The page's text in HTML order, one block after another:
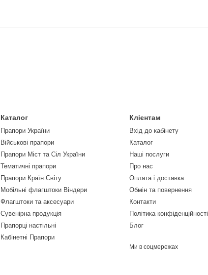
Каталог
Прапори України
Військові прапори
Прапори Міст та Сіл України
Тематичні прапори
Прапори Країн Світу
Мобільні флагштоки Віндери
Флагштоки та аксесуари
Сувенірна продукція
Прапорці настільні
Кабінетні Прапори
Клієнтам
Вхід до кабінету
Каталог
Наші послуги
Про нас
Оплата і доставка
Обмін та повернення
Контакти
Політика конфіденційності
Блог
Ми в соцмережах